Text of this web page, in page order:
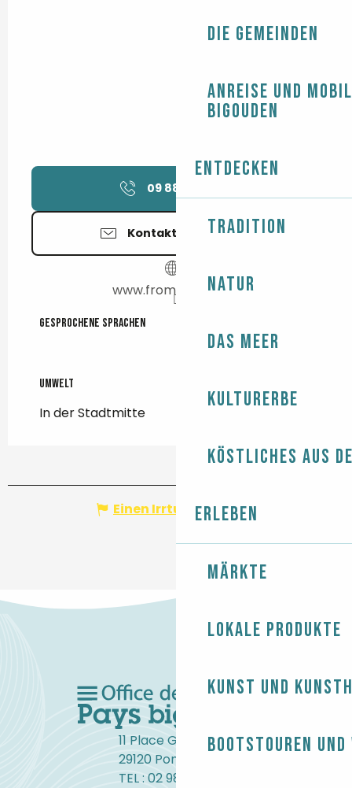
Die Gemeinden
Anreise und
Bigouden
Entdecken
Tradition
Natur
Das Meer
Kulturerbe
Köstliches aus
Erleben
Märkte
Lokale Produkte
Kunst und
Bootstouren
09 88 07 62
Kontaktieren Sie uns
www.frombreizh.bzh
Gesprochene Sprachen
Gesprochene Sprachen
Umwelt
Umwelt
In der Stadtmitte
Einen Irrtum angeben
11 Place Gambetta
29120 Pont-l'Abbé
TEL : 02 98 82 37 99